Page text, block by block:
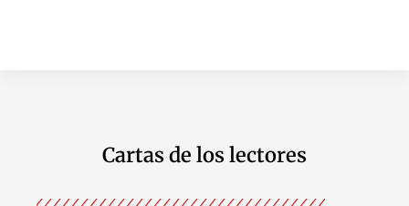
Cartas de los lectores